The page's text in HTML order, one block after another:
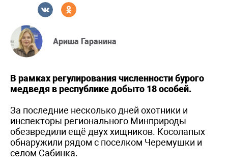
Ариша Гаранина
В рамках регулирования численности бурого
медведя в республике добыто 18 особей.
За последние несколько дней охотники и
инспекторы регионального Минприроды
обезвредили ещё двух хищников. Косолапых
обнаружили рядом с поселком Черемушки и
селом Сабинка.